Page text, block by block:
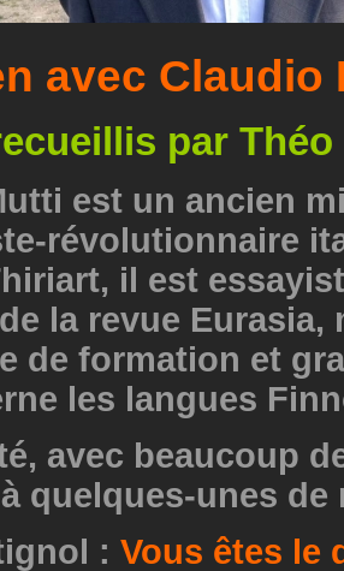
avec Claudio
par
est un ancien
révolutionnaire
il est
la revue Eurasia,
de formation et
les langues
avec beaucoup
quelques-unes
: Vous êtes le